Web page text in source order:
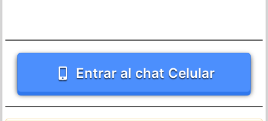
Entrar al chat Celular